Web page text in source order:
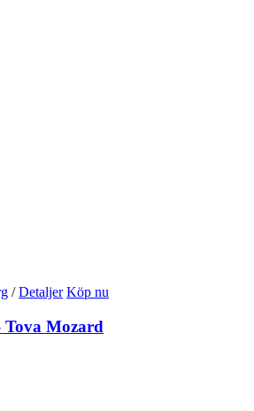
/ Detaljer Köp nu
Mozard